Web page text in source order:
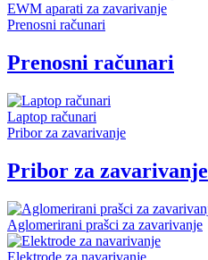
EWM aparati za zavarivanje
Prenosni računari
Prenosni računari
Laptop računari
Pribor za zavarivanje
Pribor za zavarivanje
Aglomerirani prašci za zavarivanje
Elektrode za navarivanje